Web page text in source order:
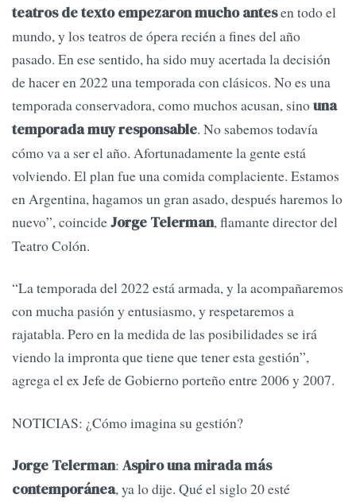
teatros de texto empezaron mucho antesen todo el
mundo, y los teatros de ópera recién a fines del año
pasado. En ese sentido, ha sido muy acertada la decisión
de hacer en 2022 una temporada con clásicos. No es una
temporada conservadora, como muchos acusan, sinouna
temporada muy responsable. No sabemos todavía
cómo va a ser el año. Afortunadamente la gente está
volviendo. El plan fue una comida complaciente. Estamos
en Argentina, hagamos un gran asado, después haremos lo
nuevo”, coincideJorge Telerman, flamante director del
Teatro Colón.
“La temporada del 2022 está armada, y la acompañaremos
con mucha pasión y entusiasmo, y respetaremos a
rajatabla. Pero en la medida de las posibilidades se irá
viendo la impronta que tiene que tener esta gestión”,
agrega el ex Jefe de Gobierno porteño entre 2006 y 2007.
NOTICIAS: ¿Cómo imagina su gestión?
Jorge Telerman: Aspiro una mirada más
contemporánea, ya lo dije. Qué el siglo 20 esté